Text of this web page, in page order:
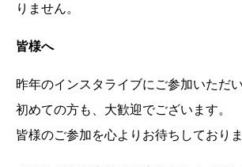
りません。
皆様へ
昨年のインスタライブにご参加いただ
初めての方も、大歓迎でございます。
皆様のご参加を心よりお待ちしておりま